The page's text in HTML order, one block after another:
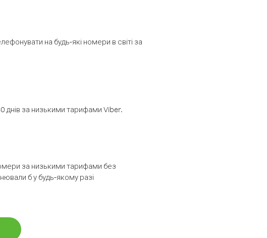
на будь-які номери в світі за
днів за низькими тарифами Viber.
за низькими тарифами без
б у будь-якому разі